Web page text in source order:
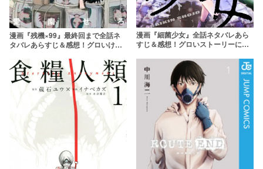
漫画『残機×99』最終回まで全話ネ
タバレあらすじ＆感想！グロいけど
漫画『細菌少女』全話ネタバレあら
すじ＆感想！グロいストーリーに潜